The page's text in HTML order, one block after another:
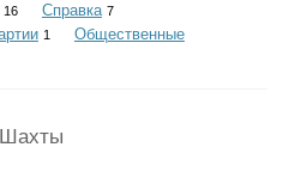
16 Справка 7
1
Общественные